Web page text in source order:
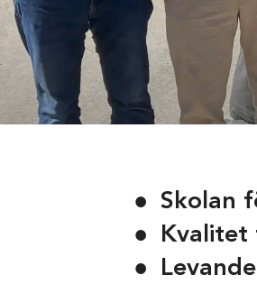
Skolan
Kvalitet